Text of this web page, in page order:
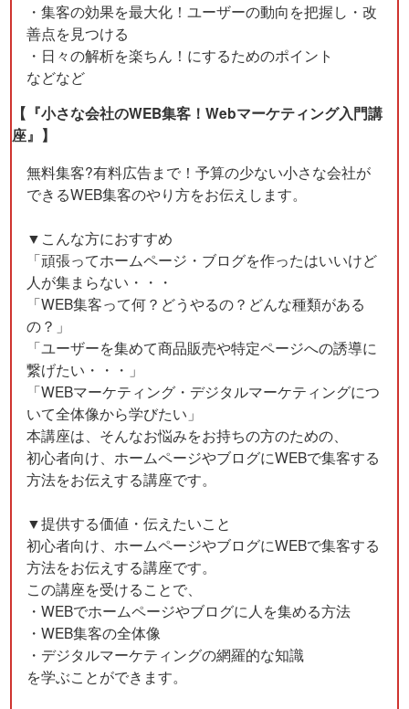
・集客の効果を最大化！ユーザーの動向を把握し・改
善点を見つける
・日々の解析を楽ちん！にするためのポイント
などなど
【『小さな会社のWEB集客！Webマーケティング入門講
座』】
無料集客?有料広告まで！予算の少ない小さな会社が
できるWEB集客のやり方をお伝えします。
▼こんな方におすすめ
「頑張ってホームページ・ブログを作ったはいいけど
人が集まらない・・・
「WEB集客って何？どうやるの？どんな種類がある
の？」
「ユーザーを集めて商品販売や特定ページへの誘導に
繋げたい・・・」
「WEBマーケティング・デジタルマーケティングにつ
いて全体像から学びたい」
本講座は、そんなお悩みをお持ちの方のための、
初心者向け、ホームページやブログにWEBで集客する
方法をお伝えする講座です。
▼提供する価値・伝えたいこと
初心者向け、ホームページやブログにWEBで集客する
方法をお伝えする講座です。
この講座を受けることで、
・WEBでホームページやブログに人を集める方法
・WEB集客の全体像
・デジタルマーケティングの網羅的な知識
を学ぶことができます。